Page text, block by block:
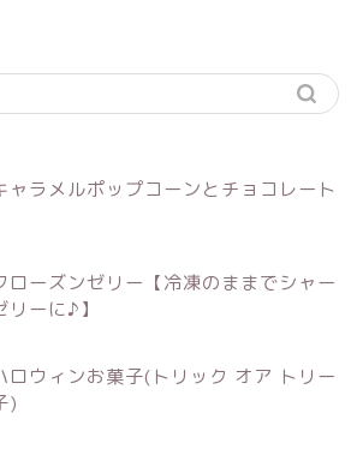
ャラメルポップコーンとチョコレート
ローズンゼリー【冷凍のままでシャー
ーに♪】
ロウィンお菓子(トリック オア トリー
)